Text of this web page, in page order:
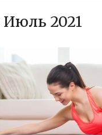
Июль 2021